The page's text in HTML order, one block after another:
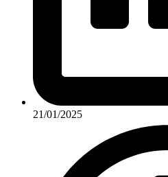
21/01/2025